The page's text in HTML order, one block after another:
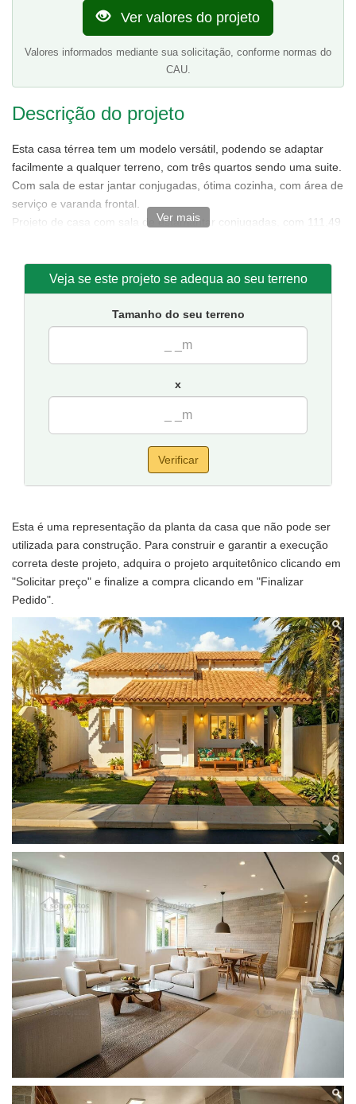
Ver valores do projeto
Valores informados mediante sua solicitação, conforme normas do
CAU.
Descrição do projeto
Esta casa térrea tem um modelo versátil, podendo se adaptar
facilmente a qualquer terreno, com três quartos sendo uma suite.
Com sala de estar jantar conjugadas, ótima cozinha, com área de
serviço e varanda frontal.
Projeto de casa com sala de estar/jantar conjugadas, com 111,49
Sugestão de terreno para implantação: 10 metros de frente
por 20 metros de fundos.
Ver mais
Veja se este projeto se adequa ao seu terreno
Tamanho do seu terreno
x
Verificar
Esta é uma representação da planta da casa que não pode ser
utilizada para construção. Para construir e garantir a execução
correta deste projeto, adquira o projeto arquitetônico clicando em
"Solicitar preço" e finalize a compra clicando em "Finalizar
Pedido".